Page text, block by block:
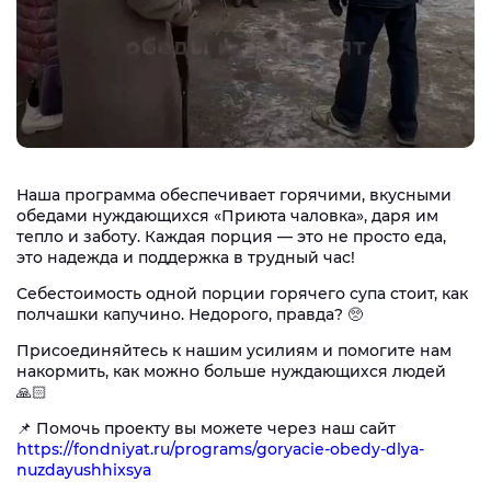
Наша программа обеспечивает горячими, вкусными
обедами нуждающихся «Приюта чаловка», даря им
тепло и заботу. Каждая порция — это не просто еда,
это надежда и поддержка в трудный час!
Себестоимость одной порции горячего супа стоит, как
полчашки капучино. Недорого, правда? 🥺
Присоединяйтесь к нашим усилиям и помогите нам
накормить, как можно больше нуждающихся людей
🙏🏻
📌 Помочь проекту вы можете через наш сайт
https://fondniyat.ru/programs/goryacie-obedy-dlya-
nuzdayushhixsya